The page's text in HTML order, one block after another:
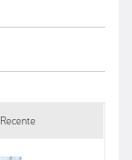
Recente